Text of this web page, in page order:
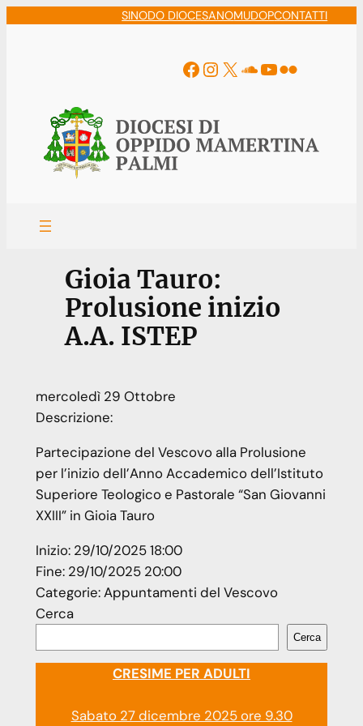
SINODO DIOCESANOMUDOPCONTATTI
Facebook
Instagram
X Soundcloud
YouTube
Flickr
Gioia Tauro:
Prolusione inizio
A.A. ISTEP
mercoledì 29 Ottobre
Descrizione:
Partecipazione del Vescovo alla Prolusione
per l’inizio dell’Anno Accademico dell’Istituto
Superiore Teologico e Pastorale “San Giovanni
XXIII” in Gioia Tauro
Inizio: 29/10/2025 18:00
Fine: 29/10/2025 20:00
Categorie:Appuntamenti del Vescovo
Cerca
Cerca
CRESIME PER ADULTI
Sabato 27 dicembre 2025 ore 9.30